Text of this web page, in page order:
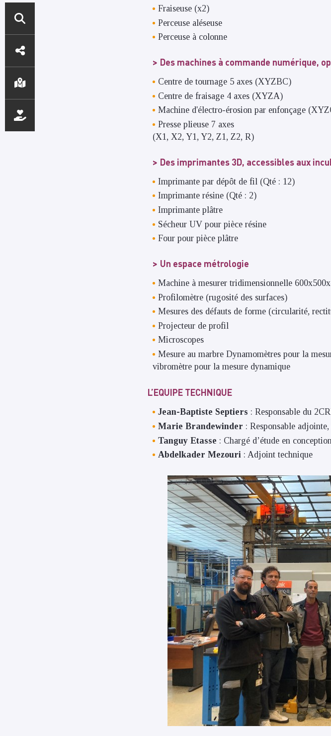
ACCÈS
DIRECTS
Fraiseuse (x2)
Perceuse aléseuse
Perceuse à colonne
Des machines à commande numérique,
Centre de tournage 5 axes (XYZBC)
Centre de fraisage 4 axes (XYZA)
Machine d'électro-érosion par enfonçage
Presse plieuse 7 axes
(X1, X2, Y1, Y2, Z1, Z2, R)
Des imprimantes 3D, accessibles aux
Imprimante par dépôt de fil (Qté : 12)
Imprimante résine (Qté : 2)
Imprimante plâtre
Sécheur UV pour pièce résine
Four pour pièce plâtre
Un espace métrologie
Machine à mesurer tridimensionnelle
Profilomètre (rugosité des surfaces)
Mesures des défauts de forme (circularité,
Projecteur de profil
Microscopes
Mesure au marbre Dynamomètres pour la
vibromètre pour la mesure dynamique
L’EQUIPE TECHNIQUE
Jean-Baptiste Septiers : Responsable du
Marie Brandewinder : Responsable
Tanguy Etasse : Chargé d’étude en
Abdelkader Mezouri : Adjoint technique